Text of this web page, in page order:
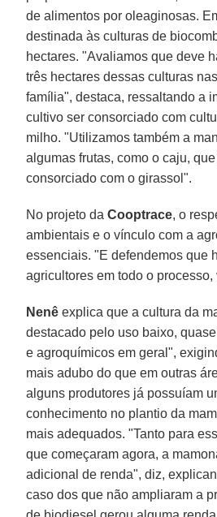
de alimentos por oleaginosas.
destinada às culturas de
hectares. "Avaliamos que deve
três hectares dessas culturas
família", destaca, ressaltando a
cultivo ser consorciado com
milho. "Utilizamos também a
algumas frutas, como o caju,
consorciado com o girassol".
No projeto daCooptrace, o
ambientais e o vínculo com a
essenciais. "E defendemos que
agricultores em todo o
Nenê explica que a cultura da
destacado pelo uso baixo,
e agroquímicos em geral",
mais adubo do que em outras
alguns produtores já possuíam
conhecimento no plantio da
mais adequados. "Tanto para
que começaram agora, a
adicional de renda", diz,
caso dos que não ampliaram a